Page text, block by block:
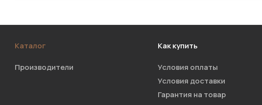
Каталог
Производители
Как купить
Условия оплаты
Условия доставки
Гарантия на товар